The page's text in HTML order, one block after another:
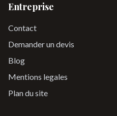
Entreprise
Contact
Demander un devis
Blog
Mentions legales
Plan du site